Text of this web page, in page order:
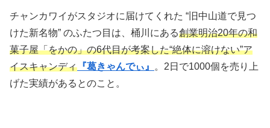
チャンカワイがスタジオに届けてくれた “旧中山道で見つ
けた新名物” のふたつ目は、桶川にある創業明治20年の和
菓子屋「をかの」の6代目が考案した“絶体に溶けない”ア
イスキャンディ 『葛きゃんでぃ』
。2日で1000個を売り上
げた実績があるとのこと。